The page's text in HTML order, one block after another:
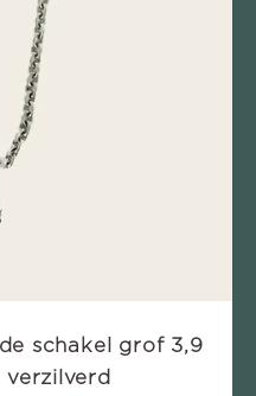
schakel grof 3,9